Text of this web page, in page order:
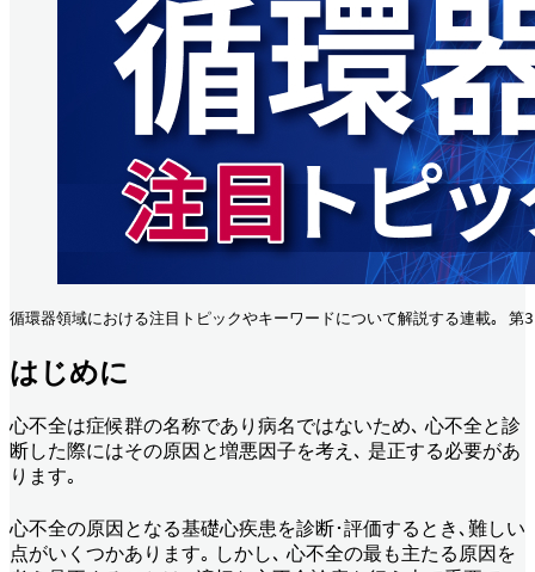
循環器領域における注目トピックやキーワードについて解説する連載｡
はじめに
心不全は症候群の名称であり病名ではないため､ 心不全と診
断した際にはその原因と増悪因子を考え､ 是正する必要があ
ります｡
心不全の原因となる基礎心疾患を診断･評価するとき､難しい
点がいくつかあります｡ しかし､ 心不全の最も主たる原因を